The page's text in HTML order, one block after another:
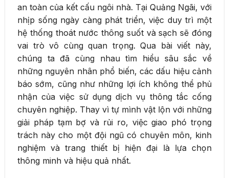
an toàn của kết cấu ngôi nhà. Tại Quảng Ngãi, với
nhịp sống ngày càng phát triển, việc duy trì một
hệ thống thoát nước thông suốt và sạch sẽ đóng
vai trò vô cùng quan trọng. Qua bài viết này,
chúng ta đã cùng nhau tìm hiểu sâu sắc về
những nguyên nhân phổ biến, các dấu hiệu cảnh
báo sớm, cũng như những lợi ích không thể phủ
nhận của việc sử dụng dịch vụ thông tắc cống
chuyên nghiệp. Thay vì tự mình vật lộn với những
giải pháp tạm bợ và rủi ro, việc giao phó trọng
trách này cho một đội ngũ có chuyên môn, kinh
nghiệm và trang thiết bị hiện đại là lựa chọn
thông minh và hiệu quả nhất.